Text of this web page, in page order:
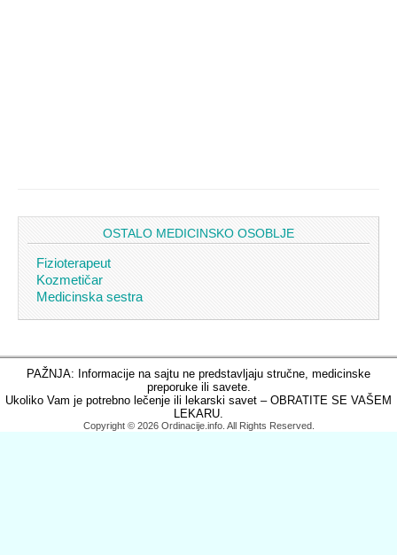
OSTALO MEDICINSKO OSOBLJE
Fizioterapeut
Kozmetičar
Medicinska sestra
PAŽNJA: Informacije na sajtu ne predstavljaju stručne, medicinske
preporuke ili savete.
Ukoliko Vam je potrebno lečenje ili lekarski savet – OBRATITE SE VAŠEM
LEKARU.
Copyright © 2026 Ordinacije.info. All Rights Reserved.